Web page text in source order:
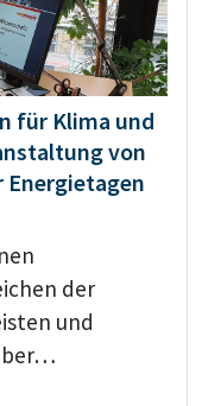
für Klima und
von
Energietagen
der
und